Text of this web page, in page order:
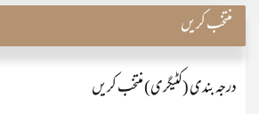
منتخب کریں
درجہ بندی (کٹیگری) منتخب کریں